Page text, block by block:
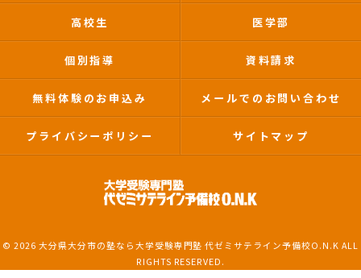
高校生 医学部
個別指導 資料請求
無料体験のお申込み メールでのお問い合わせ
プライバシーポリシー サイトマップ
© 2026 大分県大分市の塾なら大学受験専門塾 代ゼミサテライン予備校O.N.K ALL
RIGHTS RESERVED.